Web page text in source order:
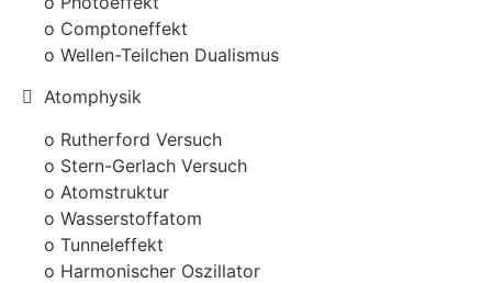
o Comptoneffekt
o Wellen-Teilchen Dualismus
Atomphysik
o Rutherford Versuch
o Stern-Gerlach Versuch
o Atomstruktur
o Wasserstoffatom
o Tunneleffekt
o Harmonischer Oszillator